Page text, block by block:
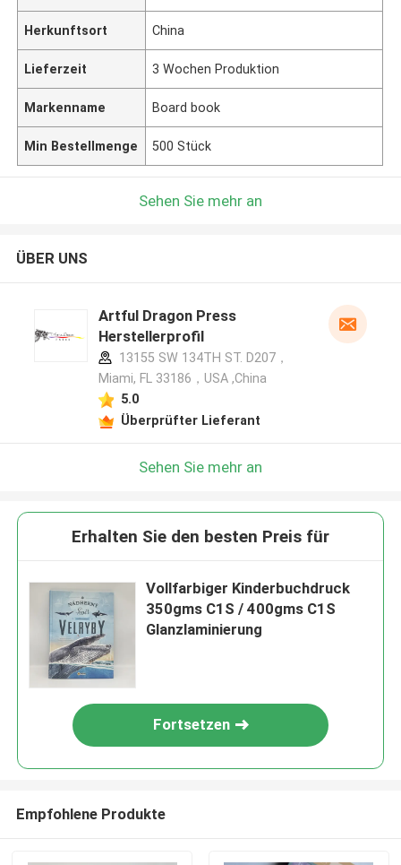
Herkunftsort China
Lieferzeit 3 Wochen Produktion
Markenname Board book
Min Bestellmenge 500 Stück
Sehen Sie mehr an
ÜBER UNS
Artful Dragon Press
Herstellerprofil
13155 SW 134TH ST. D207，
Miami, FL 33186，USA ,China
5.0
Überprüfter Lieferant
Sehen Sie mehr an
Erhalten Sie den besten Preis für
Vollfarbiger Kinderbuchdruck
350gms C1S / 400gms C1S
Glanzlaminierung
Fortsetzen
Empfohlene Produkte